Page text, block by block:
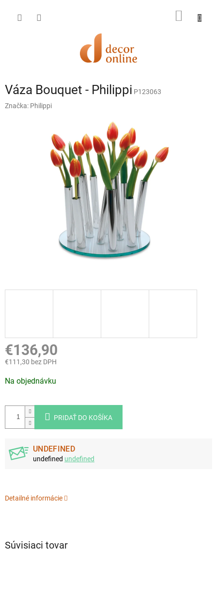
obsah
Váza Bouquet - Philippi P123063
Značka: Philippi
€136,90
€111,30 bez DPH
cena:
Na objednávku
PRIDAŤ DO KOŠÍKA
UNDEFINED
undefined undefined
Detailné informácie
Súvisiaci tovar